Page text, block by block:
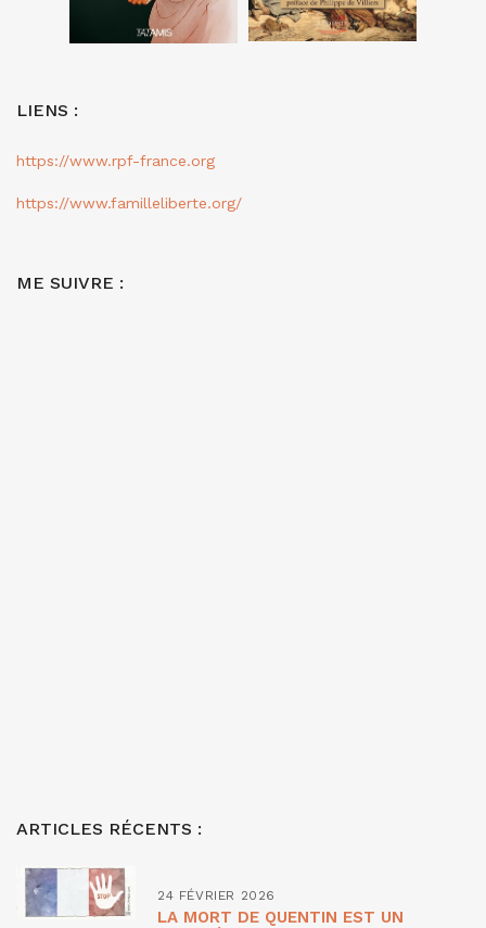
LIENS :
https://www.rpf-france.org
https://www.familleliberte.org/
ME SUIVRE :
ARTICLES RÉCENTS :
24 FÉVRIER 2026
LA MORT DE QUENTIN EST UN